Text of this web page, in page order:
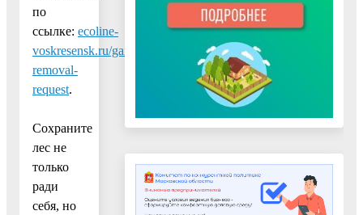
по
ссылке: ecoline-
voskresensk.ru/garbage-
removal-
request.
Сохраните
лес не
только
ради
себя, но